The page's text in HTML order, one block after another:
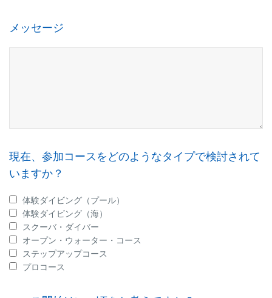
メッセージ
現在、参加コースをどのようなタイプで検討されて
いますか？
体験ダイビング（プール）
体験ダイビング（海）
スクーバ・ダイバー
オープン・ウォーター・コース
ステップアップコース
プロコース